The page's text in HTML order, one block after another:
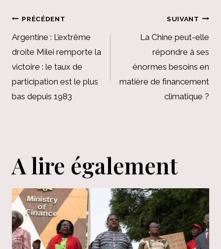
Navigation
de
l’article
PRÉCÉDENT
Argentine : L’extrême
droite Milei remporte la
victoire : le taux de
participation est le plus
bas depuis 1983
SUIVANT
La Chine peut-elle
répondre à ses
énormes besoins en
matière de financement
climatique ?
A lire également